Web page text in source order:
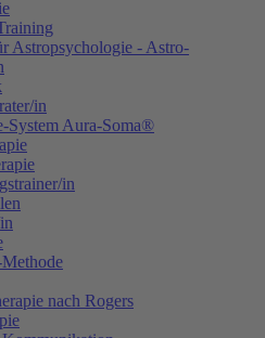
Astropsychologie - Astro-
in
System Aura-Soma®
in
nach Rogers